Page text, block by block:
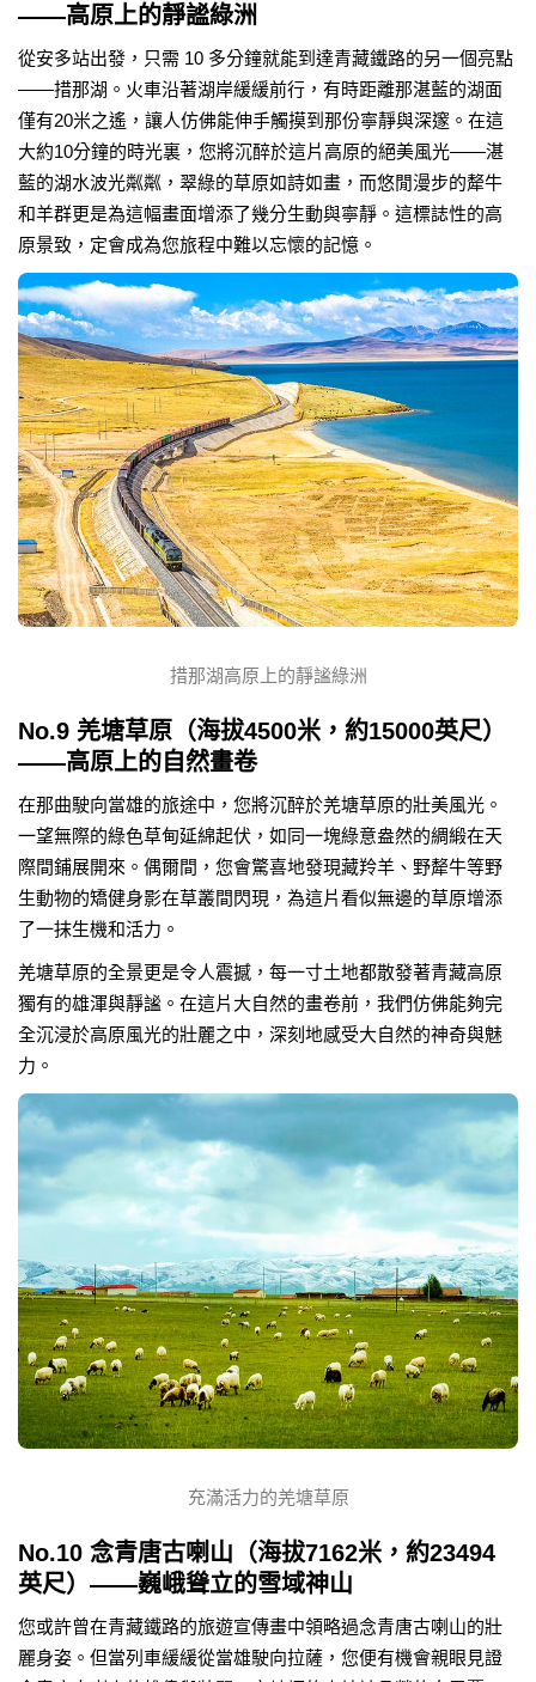
——高原上的靜謐綠洲
從安多站出發，只需 10 多分鐘就能到達青藏鐵路的另一個亮點
——措那湖。火車沿著湖岸緩緩前行，有時距離那湛藍的湖面
僅有20米之遙，讓人仿佛能伸手觸摸到那份寧靜與深邃。在這
大約10分鐘的時光裏，您將沉醉於這片高原的絕美風光——湛
藍的湖水波光粼粼，翠綠的草原如詩如畫，而悠閒漫步的犛牛
和羊群更是為這幅畫面增添了幾分生動與寧靜。這標誌性的高
原景致，定會成為您旅程中難以忘懷的記憶。
措那湖高原上的靜謐綠洲
No.9 羌塘草原（海拔4500米，約15000英尺）
——高原上的自然畫卷
在那曲駛向當雄的旅途中，您將沉醉於羌塘草原的壯美風光。
一望無際的綠色草甸延綿起伏，如同一塊綠意盎然的綢緞在天
際間鋪展開來。偶爾間，您會驚喜地發現藏羚羊、野犛牛等野
生動物的矯健身影在草叢間閃現，為這片看似無邊的草原增添
了一抹生機和活力。
羌塘草原的全景更是令人震撼，每一寸土地都散發著青藏高原
獨有的雄渾與靜謐。在這片大自然的畫卷前，我們仿佛能夠完
全沉浸於高原風光的壯麗之中，深刻地感受大自然的神奇與魅
力。
充滿活力的羌塘草原
No.10 念青唐古喇山（海拔7162米，約23494
英尺）——巍峨聳立的雪域神山
您或許曾在青藏鐵路的旅遊宣傳畫中領略過念青唐古喇山的壯
麗身姿。但當列車緩緩從當雄駛向拉薩，您便有機會親眼見證